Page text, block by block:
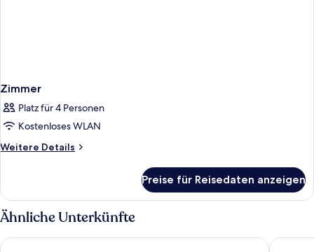
Zimmer
Platz für 4 Personen
Kostenloses WLAN
Weitere Details
Weitere
Preise für Reisedaten anzeigen
Ähnliche Unterkünfte
Hotel Silken Ciudad Gijon Hotel